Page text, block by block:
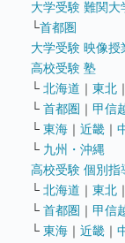
大学受験 難関大
└首都圏
大学受験 映像授
高校受験 塾
└ 北海道 ｜ 東北 ｜
└ 首都圏 ｜ 甲信
└ 東海 ｜ 近畿 ｜
└ 九州・沖縄
高校受験 個別指
└ 北海道 ｜ 東北 ｜
└ 首都圏 ｜ 甲信
└ 東海 ｜ 近畿 ｜